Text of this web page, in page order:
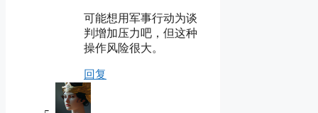
可能想用军事行动为谈
判增加压力吧，但这种
操作风险很大。
回复